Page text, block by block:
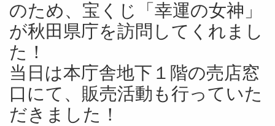
のため、宝くじ「幸運の女神」
が秋田県庁を訪問してくれまし
た！
当日は本庁舎地下１階の売店窓
口にて、販売活動も行っていた
だきました！